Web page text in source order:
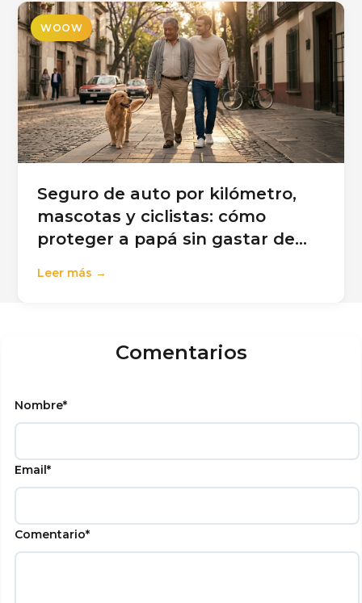
WOOW
Seguro de auto por kilómetro,
mascotas y ciclistas: cómo
proteger a papá sin gastar de
Leer más →
Comentarios
Nombre*
Email *
Comentario*